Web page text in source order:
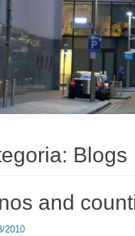
Blogs
and
2010